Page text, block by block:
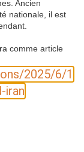
Ancien
nationale, il est
comme article
2025/6/1
iran